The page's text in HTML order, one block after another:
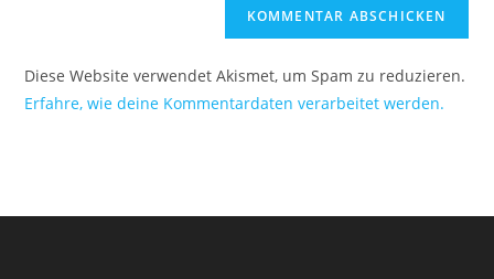
Diese Website verwendet Akismet, um Spam zu reduzieren.
Erfahre, wie deine Kommentardaten verarbeitet werden.